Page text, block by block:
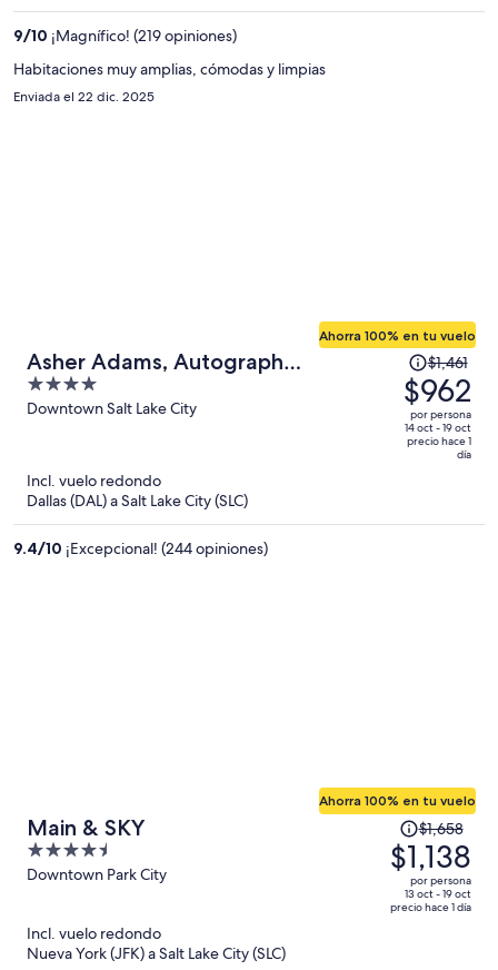
9/10 ¡Magnífico! (219 opiniones)
Habitaciones muy amplias, cómodas y limpias
Enviada el 22 dic. 2025
Asher Adams, Autograph
Collection
4
out
Downtown Salt Lake City
Ahorra 100% en tu vuelo
El
precio
era
de
$1,461
es
$1,461
$962
por persona
14 oct - 19 oct
precio hace 1
día
Incl. vuelo redondo
Dallas (DAL) a Salt Lake City (SLC)
9.4/10 ¡Excepcional! (244 opiniones)
Main & SKY
4.5
out
Downtown Park City
Ahorra 100% en tu vuelo
El
precio
era
de
$1,658
$1,658
$1,138
por persona
13 oct - 19 oct
precio hace 1 día
Incl. vuelo redondo
Nueva York (JFK) a Salt Lake City (SLC)